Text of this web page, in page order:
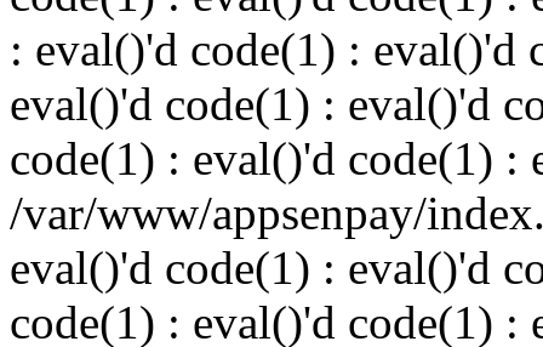
: eval()'d code(1) : eval()'d
eval()'d code(1) : eval()'d
code(1) : eval()'d code(1) :
/var/www/appsenpay/
eval()'d code(1) : eval()'d
code(1) : eval()'d code(1) :